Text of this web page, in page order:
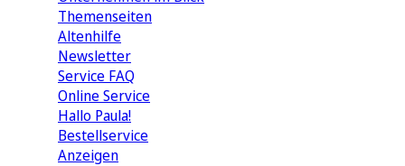
Themenseiten
Altenhilfe
Newsletter
Service FAQ
Online Service
Hallo Paula!
Bestellservice
Anzeigen